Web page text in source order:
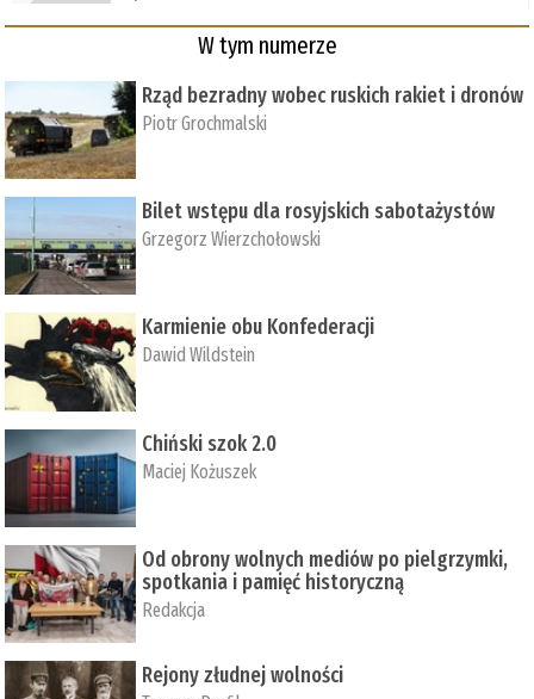
W tym numerze
Rząd bezradny wobec ruskich rakiet i dronów
Piotr Grochmalski
Bilet wstępu dla rosyjskich sabotażystów
Grzegorz Wierzchołowski
Karmienie obu Konfederacji
Dawid Wildstein
Chiński szok 2.0
Maciej Kożuszek
Od obrony wolnych mediów po pielgrzymki,
spotkania i pamięć historyczną
Redakcja
Rejony złudnej wolności